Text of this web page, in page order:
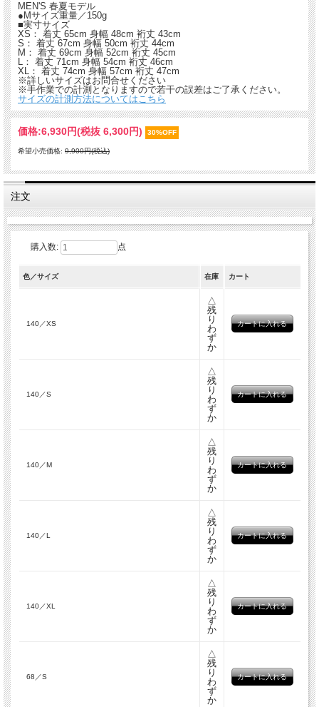
MEN'S 春夏モデル
●Mサイズ重量／150g
■実寸サイズ
XS： 着丈 65cm 身幅 48cm 裄丈 43cm
S： 着丈 67cm 身幅 50cm 裄丈 44cm
M： 着丈 69cm 身幅 52cm 裄丈 45cm
L： 着丈 71cm 身幅 54cm 裄丈 46cm
XL： 着丈 74cm 身幅 57cm 裄丈 47cm
※詳しいサイズはお問合せください
※手作業での計測となりますので若干の誤差はご了承ください。
サイズの計測方法についてはこちら
価格:6,930円(税抜 6,300円) 30%OFF
希望小売価格: 9,900円(税込)
注文
購入数: 点
色／サイズ 在庫 カート
140／XS
△
残
り
わ
ず
か
140／S
△
残
り
わ
ず
か
140／M
△
残
り
わ
ず
か
140／L
△
残
り
わ
ず
か
140／XL
△
残
り
わ
ず
か
68／S
△
残
り
わ
ず
か